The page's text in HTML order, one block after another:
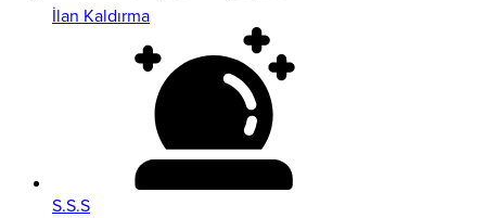
İlan Kaldırma
S.S.S